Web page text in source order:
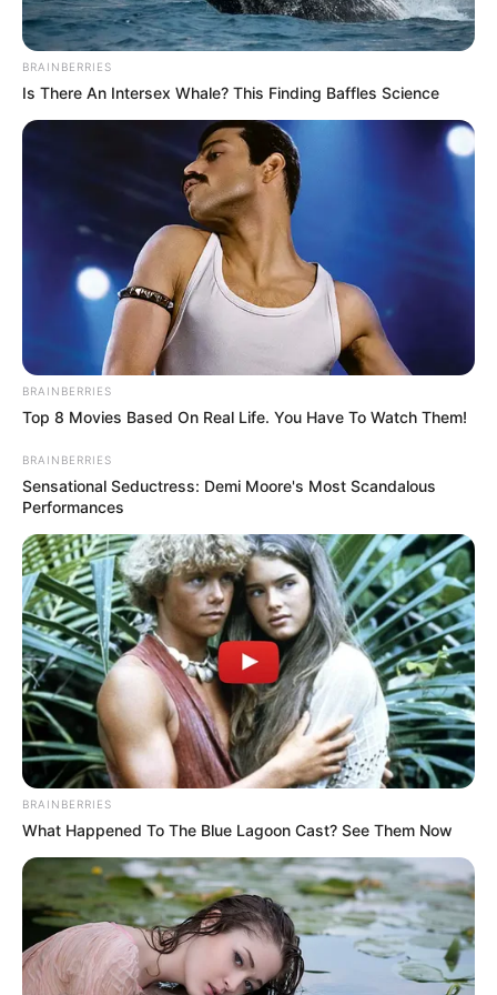
gujaratkhabar March 10, 2023 226
શેરબજારમાં હાહાકાર: Sensex ખુલતાની સાથે જ
779 તૂટ્યો, નિફ્ટી પણ ક્રેશ, રોકાણકારો ડૂબી ગયા
stock market live: સપ્તાહનો છેલ્લો ટ્રેડિંગ ડે શુક્રવારે ખુલતાની સાથે જ
હાહાકાર મચી ગયો છે. BSE સેન્સેક્સ 779.68 પોઈન્ટ ઘટીને…
Read More »
gujaratkhabar March 3, 2023 191
શેરબજારમાં જોરદાર ઓપનિંગ: સેન્સેક્સ નિફ્ટીના
શેરોમાં થઈ રહી છે જબરદસ્ત કમાણી
ભારતીય શેરબજારમાં ગુરુવારના ઘટાડા બાદ આજે ફરી તેજી જોવા મળી છે.
એશિયન બજારોના સકારાત્મક વલણને પગલે ભારતીય બજારો આજે
લીલા…
Read More »
BRAINBERRIES
Is There An Intersex Whale? This Finding Baffles Science
BRAINBERRIES
Top 8 Movies Based On Real Life. You Have To Watch Them!
BRAINBERRIES
Sensational Seductress: Demi Moore's Most Scandalous
Performances
BRAINBERRIES
What Happened To The Blue Lagoon Cast? See Them Now